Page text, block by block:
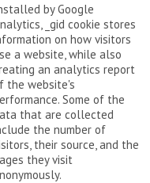
by Google
_gid cookie stores
on how visitors
a website, while also
an analytics report
the website's
Some of the
that are collected
the number of
their source, and the
they visit